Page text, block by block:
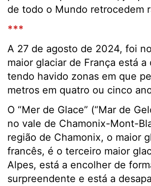
de todo o Mundo retrocedem
***
A 27 de agosto de 2024, foi
maior glaciar de França está a
tendo havido zonas em que
metros em quatro ou cinco
O “Mer de Glace” (“Mar de
no vale de Chamonix-Mont-
região de Chamonix, o maior
francês, é o terceiro maior
Alpes, está a encolher de
surpreendente e está a